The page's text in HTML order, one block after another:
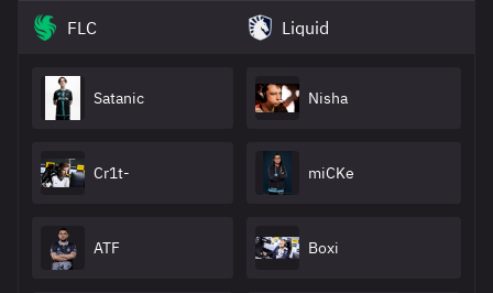
FLC
Satanic
Cr1t-
ATF
Liquid
Nisha
miCKe
Boxi